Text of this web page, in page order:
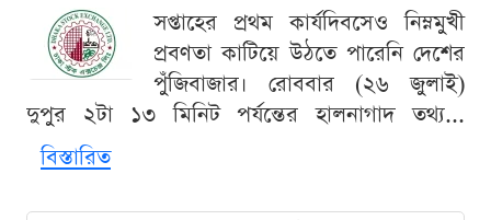
সপ্তাহের প্রথম কার্যদিবসেও নিম্নমুখী
প্রবণতা কাটিয়ে উঠতে পারেনি দেশের
পুঁজিবাজার। রোববার (২৬ জুলাই)
দুপুর ২টা ১৩ মিনিট পর্যন্তের হালনাগাদ তথ্য...
বিস্তারিত